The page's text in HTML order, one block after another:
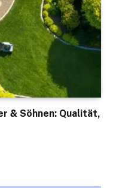
& Söhnen: Qualität,